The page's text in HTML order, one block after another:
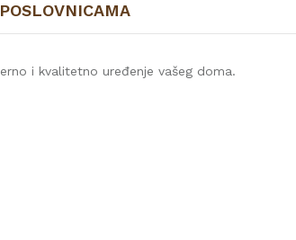
i kvalitetno uređenje vašeg doma.